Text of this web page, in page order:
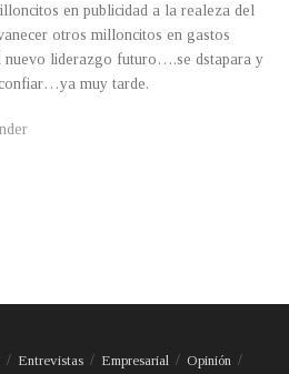
en publicidad a la realeza del
otros milloncitos en gastos
nuevo liderazgo futuro….se dstapara y
muy tarde.
Entrevistas Empresarial Opinión